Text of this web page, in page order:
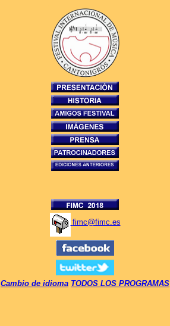
fimc@fimc.es
Cambio de idioma TODOS LOS PROGRAMAS